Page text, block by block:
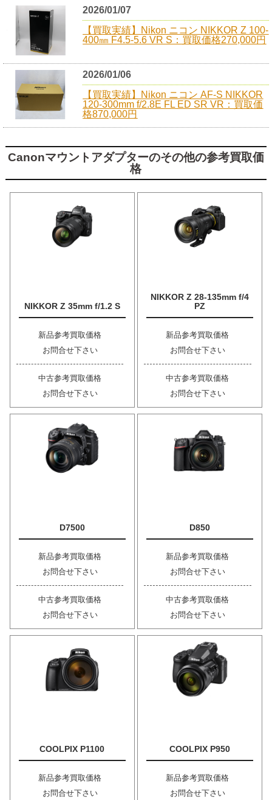
2026/01/07
【買取実績】Nikon ニコン NIKKOR Z 100-
400㎜ F4.5-5.6 VR S：買取価格270,000円
2026/01/06
【買取実績】Nikon ニコン AF-S NIKKOR
120-300mm f/2.8E FL ED SR VR：買取価
格870,000円
Canonマウントアダプターのその他の参考買取価
格
NIKKOR Z 35mm f/1.2 S
新品参考買取価格
お問合せ下さい
中古参考買取価格
お問合せ下さい
NIKKOR Z 28-135mm f/4
PZ
新品参考買取価格
お問合せ下さい
中古参考買取価格
お問合せ下さい
D7500
新品参考買取価格
お問合せ下さい
中古参考買取価格
お問合せ下さい
D850
新品参考買取価格
お問合せ下さい
中古参考買取価格
お問合せ下さい
COOLPIX P1100
新品参考買取価格
お問合せ下さい
COOLPIX P950
新品参考買取価格
お問合せ下さい